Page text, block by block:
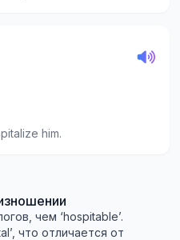
him.
чем ‘hospitable’.
что отличается от